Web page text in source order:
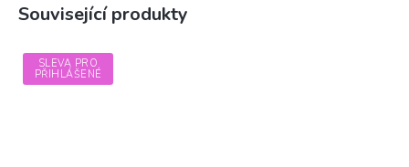
Související produkty
SLEVA PRO
PŘIHLÁŠENÉ